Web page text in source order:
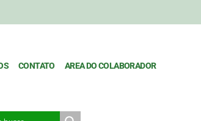
CONTATO AREA DO COLABORADOR